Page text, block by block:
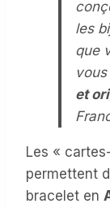
les
que
et
Les «
permettent
bracelet en